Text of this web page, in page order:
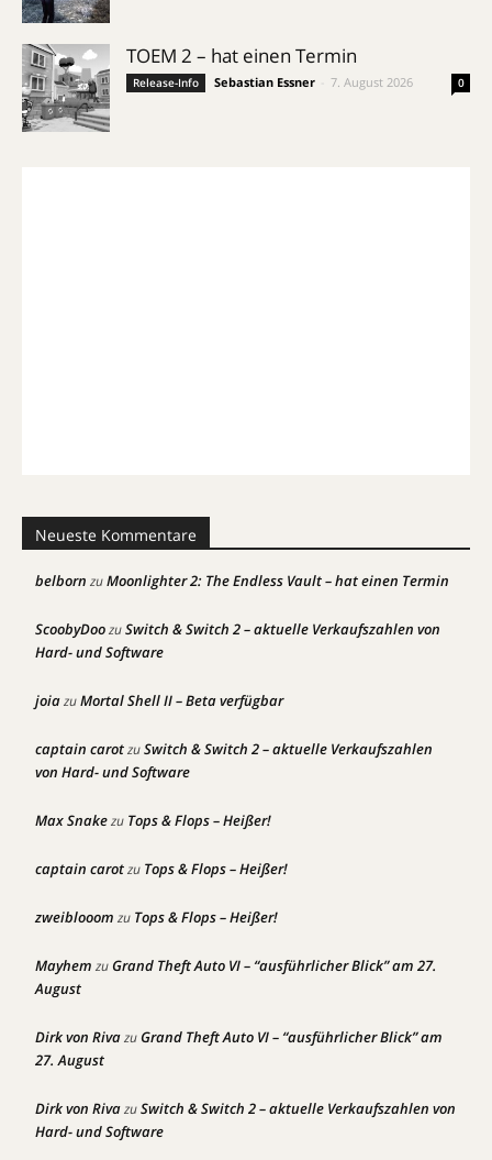
TOEM 2 – hat einen Termin
Release-Info Sebastian Essner 7. August 2026 0
Neueste Kommentare
belborn zuMoonlighter 2: The Endless Vault – hat einen Termin
ScoobyDoozuSwitch & Switch 2 – aktuelle Verkaufszahlen von
Hard- und Software
joiazuMortal Shell II – Beta verfügbar
captain carotzuSwitch & Switch 2 – aktuelle Verkaufszahlen
von Hard- und Software
Max Snakezu Tops & Flops – Heißer!
captain carotzu Tops & Flops – Heißer!
zweiblooom zu Tops & Flops – Heißer!
Mayhem zuGrand Theft Auto VI – “ausführlicher Blick” am 27.
August
Dirk von RivazuGrand Theft Auto VI – “ausführlicher Blick” am
27. August
Dirk von RivazuSwitch & Switch 2 – aktuelle Verkaufszahlen von
Hard- und Software